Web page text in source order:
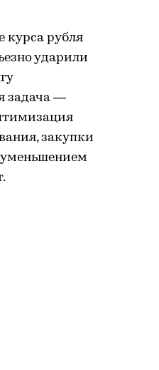
курса рубля
ударили
задача —
закупки
уменьшением